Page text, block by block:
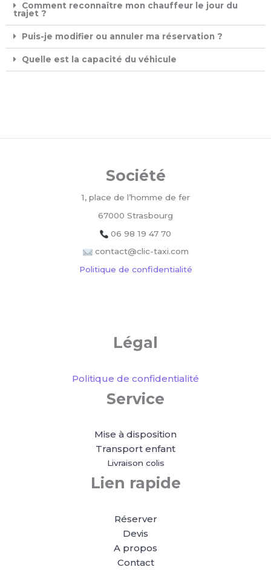
Comment reconnaître mon chauffeur le jour du
trajet ?
Puis-je modifier ou annuler ma réservation ?
Quelle est la capacité du véhicule
Société
1, place de l’homme de fer
67000 Strasbourg
06 98 19 47 70
contact@clic-taxi.com
Politique de confidentialité
Légal
Politique de confidentialité
Service
Mise à disposition
Transport enfant
Livraison colis
Lien rapide
Réserver
Devis
A propos
Contact